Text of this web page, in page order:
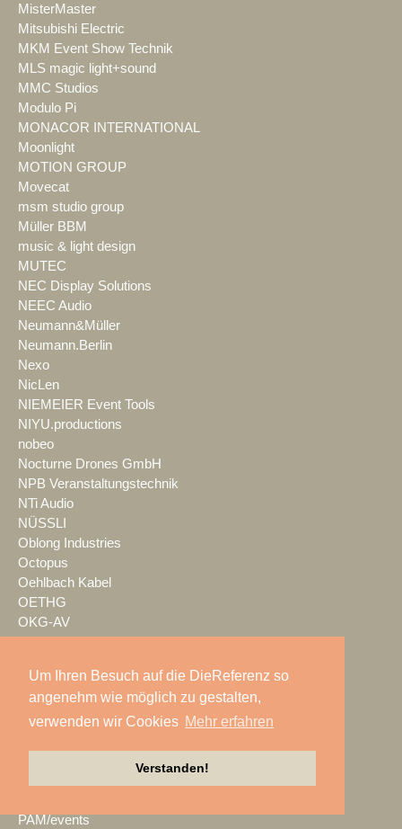
Um Ihren Besuch auf die DieReferenz so
angenehm wie möglich zu gestalten,
verwenden wir Cookies Mehr erfahren
Verstanden!
MisterMaster
Mitsubishi Electric
MKM Event Show Technik
MLS magic light+sound
MMC Studios
Modulo Pi
MONACOR INTERNATIONAL
Moonlight
MOTION GROUP
Movecat
msm studio group
Müller BBM
music & light design
MUTEC
NEC Display Solutions
NEEC Audio
Neumann&Müller
Neumann.Berlin
Nexo
NicLen
NIEMEIER Event Tools
NIYU.productions
nobeo
Nocturne Drones GmbH
NPB Veranstaltungstechnik
NTi Audio
NÜSSLI
Oblong Industries
Octopus
Oehlbach Kabel
OETHG
OKG-AV
Omron
Optocore
ORANGE PRODUCTION DG
OS-VT
P2 Veranstaltungstechnik
PAM/events